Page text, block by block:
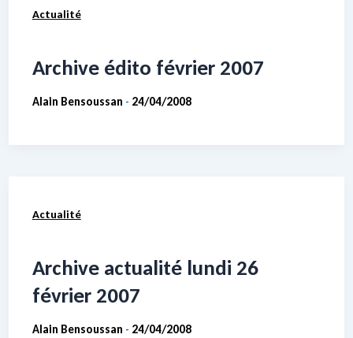
Actualité
Archive édito février 2007
Alain Bensoussan - 24/04/2008
Actualité
Archive actualité lundi 26
février 2007
Alain Bensoussan - 24/04/2008